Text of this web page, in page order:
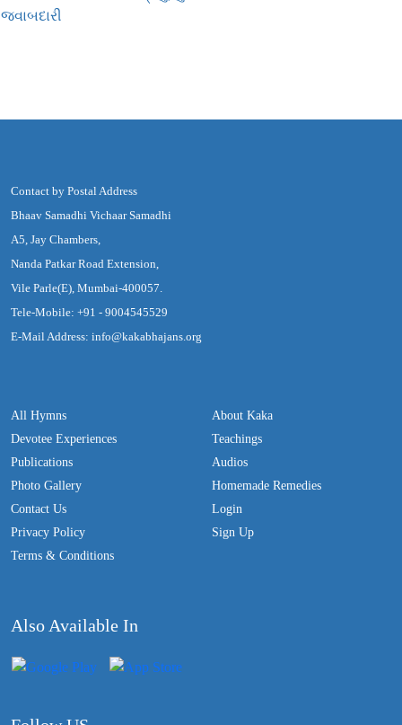
જવાબદારી
Contact by Postal Address
Bhaav Samadhi Vichaar Samadhi
A5, Jay Chambers,
Nanda Patkar Road Extension,
Vile Parle(E), Mumbai-400057.
Tele-Mobile: +91 - 9004545529
E-Mail Address: info@kakabhajans.org
All Hymns
Devotee Experiences
Publications
Photo Gallery
Contact Us
Privacy Policy
Terms & Conditions
About Kaka
Teachings
Audios
Homemade Remedies
Login
Sign Up
Also Available In